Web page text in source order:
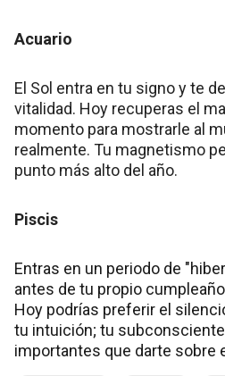
Acuario
El Sol entra en tu signo y te
vitalidad. Hoy recuperas el
momento para mostrarle al
realmente. Tu magnetismo
punto más alto del año.
Piscis
Entras en un periodo de
antes de tu propio
Hoy podrías preferir el
tu intuición; tu
importantes que darte sobre